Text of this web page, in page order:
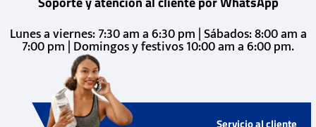
Lunes a viernes: 7:30 am a 6:30 pm | Sábados: 8:00 am a
7:00 pm | Domingos y festivos 10:00 am a 6:00 pm.